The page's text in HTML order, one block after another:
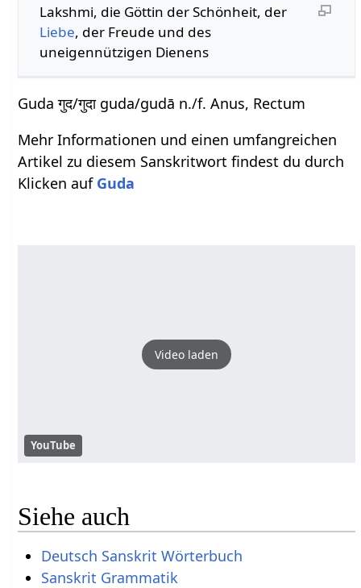
Lakshmi, die Göttin der Schönheit, der
Liebe, der Freude und des
uneigennützigen Dienens
Guda गुद/गुदा guda/gudā n./f. Anus, Rectum
Mehr Informationen und einen umfangreichen
Artikel zu diesem Sanskritwort findest du durch
Klicken auf Guda
Video laden
YouTube
Siehe auch
Deutsch Sanskrit Wörterbuch
Sanskrit Grammatik